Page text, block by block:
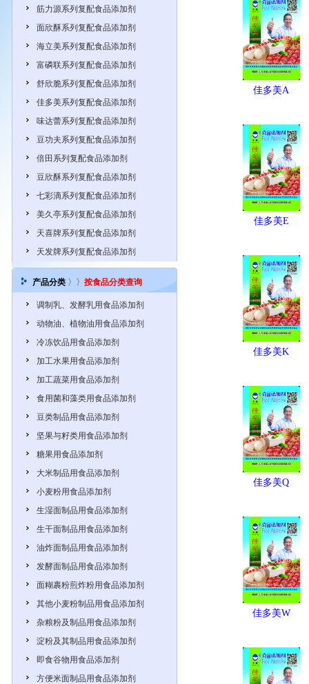
筋力源系列复配食品添加剂
面欣酥系列复配食品添加剂
海立美系列复配食品添加剂
富磷联系列复配食品添加剂
舒欣脆系列复配食品添加剂
佳多美系列复配食品添加剂
味达蕾系列复配食品添加剂
豆功夫系列复配食品添加剂
倍田系列复配食品添加剂
豆欣酥系列复配食品添加剂
七彩滴系列复配食品添加剂
美久亭系列复配食品添加剂
天喜牌系列复配食品添加剂
天发牌系列复配食品添加剂
产品分类 〉〉 按食品分类查询
调制乳、发酵乳用食品添加剂
动物油、植物油用食品添加剂
冷冻饮品用食品添加剂
加工水果用食品添加剂
加工蔬菜用食品添加剂
食用菌和藻类用食品添加剂
豆类制品用食品添加剂
坚果与籽类用食品添加剂
糖果用食品添加剂
大米制品用食品添加剂
小麦粉用食品添加剂
生湿面制品用食品添加剂
生干面制品用食品添加剂
油炸面制品用食品添加剂
发酵面制品用食品添加剂
面糊裹粉煎炸粉用食品添加剂
其他小麦粉制品用食品添加剂
杂粮粉及制品用食品添加剂
淀粉及其制品用食品添加剂
即食谷物用食品添加剂
方便米面制品用食品添加剂
佳多美A
佳多美E
佳多美K
佳多美Q
佳多美W